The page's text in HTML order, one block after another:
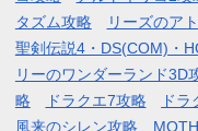
タズム攻略
リーズのア
聖剣伝説4・DS(COM)・
リーのワンダーランド3D
略
ドラクエ7攻略 ド
風来のシレン攻略